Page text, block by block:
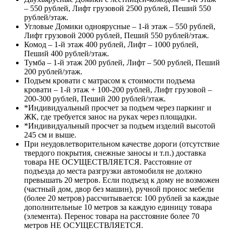
– 550 рублей, Лифт грузовой 2500 рублей, Пеший 550
рублей/этаж.
Угловые Домики одноярусные – 1-й этаж – 550 рублей,
Лифт грузовой 2000 рублей, Пеший 550 рублей/этаж.
Комод – 1-й этаж 400 рублей, Лифт – 1000 рублей,
Пеший 400 рублей/этаж.
Тумба – 1-й этаж 200 рублей, Лифт – 500 рублей, Пеший
200 рублей/этаж.
Подъем кровати с матрасом к стоимости подъема
кровати – 1-й этаж + 100-200 рублей, Лифт грузовой –
200-300 рублей, Пеший 200 рублей/этаж.
*Индивидуальный просчет за подъем через паркинг и
ЖК, где требуется занос на руках через площадки.
*Индивидуальный просчет за подъем изделий высотой
245 см и выше.
При неудовлетворительном качестве дороги (отсутствие
твердого покрытия, снежные заносы и т.п.) доставка
товара НЕ ОСУЩЕСТВЛЯЕТСЯ. Расстояние от
подъезда до места разгрузки автомобиля не должно
превышать 20 метров. Если подъезд к дому не возможен
(частный дом, двор без машин), ручной пронос мебели
(более 20 метров) рассчитывается: 100 рублей за каждые
дополнительные 10 метров за каждую единицу товара
(элемента). Перенос товара на расстояние более 70
метров НЕ ОСУЩЕСТВЛЯЕТСЯ.